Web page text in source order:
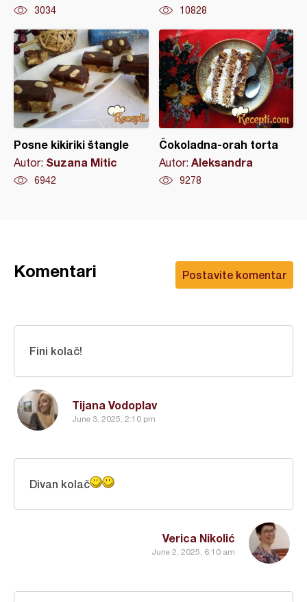
3034 10828
Posne kikiriki štangle
Autor: Suzana Mitic
6942
Čokoladna-orah torta
Autor: Aleksandra
9278
Postavite komentar
Komentari
Tijana Vodoplav
June 3, 2025, 2:10 pm
Fini kolač!
Verica Nikolić
June 2, 2025, 6:10 am
Divan kolač